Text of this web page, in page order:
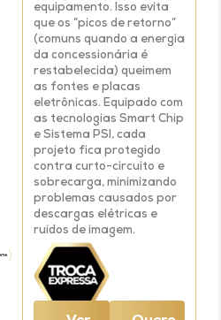
equipamento. Isso evita
que os “picos de retorno”
(comuns quando a energia
da concessionária é
restabelecida) queimem
as fontes e placas
eletrônicas. Equipado com
as tecnologias Smart Chip
e Sistema PSI, cada
projeto fica protegido
contra curto-circuito e
sobrecarga, minimizando
problemas causados por
descargas elétricas e
ruídos de imagem.